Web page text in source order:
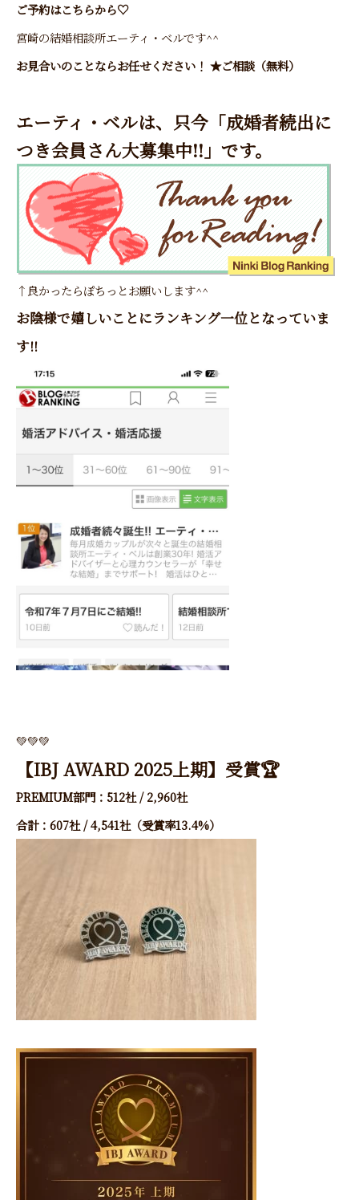
ご予約はこちらから♡
宮崎の結婚相談所エーティ・ベルです^^
お見合いのことならお任せください！ ★ご相談（無料）
エーティ・ベルは、只今「成婚者続出に
つき会員さん大募集中!!」です。
↑良かったらぽちっとお願いします^^
お陰様で嬉しいことにランキング一位となっていま
す!!
💚💚💚
【IBJ AWARD 2025上期】受賞🏆
PREMIUM部門：512社 / 2,960社
合計：607社 / 4,541社（受賞率13.4%）